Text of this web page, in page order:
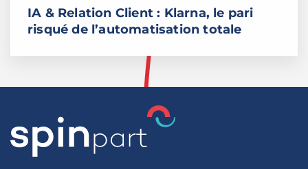
IA & Relation Client : Klarna, le pari
risqué de l’automatisation totale